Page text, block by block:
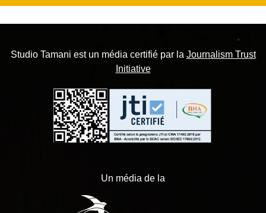
Studio Tamani est un média certifié par la Journalism Trust
Initiative
Un média de la